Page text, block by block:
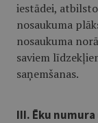
iestādei,
nosaukuma
nosaukuma
saviem
saņemšanas.
III. Ēku